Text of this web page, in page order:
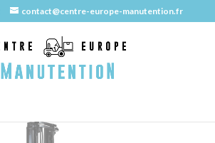
contact@centre-europe-manutention.fr